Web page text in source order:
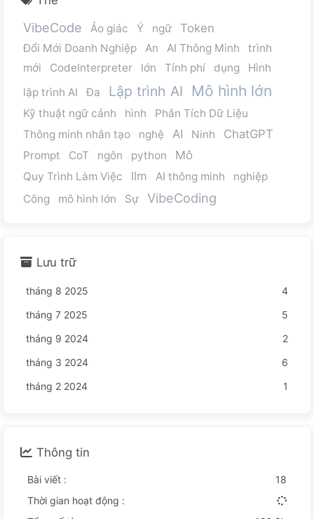
VibeCode Ảo giác Ý ngữ Token
Đổi Mới Doanh Nghiệp An AI Thông Minh
trình
mới
CodeInterpreter lớn Tính phí dụng
Hình
lập trình AI
Đa Lập trình AI Mô hình lớn
Kỹ thuật ngữ cảnh hình
Phân Tích Dữ Liệu
Thông minh nhân tạo
nghệ AI Ninh ChatGPT
Prompt CoT ngôn python Mô
Quy Trình Làm Việc llm AI thông minh
nghiệp
Công
mô hình lớn Sự VibeCoding
Lưu trữ
tháng 8 2025
4
tháng 7 2025
5
tháng 9 2024
2
tháng 3 2024
6
tháng 2 2024
1
Thông tin
Bài viết :
18
Thời gian hoạt động :